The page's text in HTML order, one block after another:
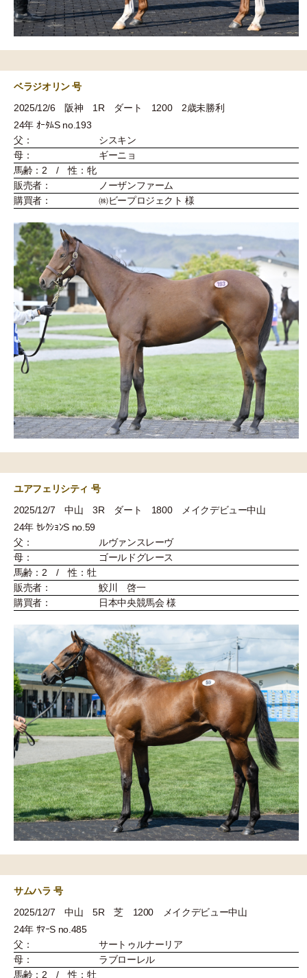
ベラジオリン 号
2025/12/6 阪神 1R ダート 1200 2歳未勝利
24年 ｵｰﾀﾑS no.193
父：
シスキン
母：
ギーニョ
馬齢：2 / 性：牝
販売者：
ノーザンファーム
購買者：
㈱ビープロジェクト 様
ユアフェリシティ 号
2025/12/7 中山 3R ダート 1800 メイクデビュー中山
24年 ｾﾚｸｼｮﾝS no.59
父：
ルヴァンスレーヴ
母：
ゴールドグレース
馬齢：2 / 性：牡
販売者：
鮫川 啓一
購買者：
日本中央競馬会 様
サムハラ 号
2025/12/7 中山 5R 芝 1200 メイクデビュー中山
24年 ｻﾏｰS no.485
父：
サートゥルナーリア
母：
ラブローレル
馬齢：2 / 性：牡